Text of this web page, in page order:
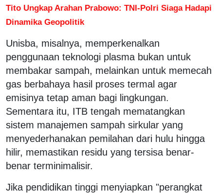
Tito Ungkap Arahan Prabowo: TNI-Polri Siaga Hadapi
Dinamika Geopolitik
Unisba, misalnya, memperkenalkan
penggunaan teknologi plasma bukan untuk
membakar sampah, melainkan untuk memecah
gas berbahaya hasil proses termal agar
emisinya tetap aman bagi lingkungan.
Sementara itu, ITB tengah mematangkan
sistem manajemen sampah sirkular yang
menyederhanakan pemilahan dari hulu hingga
hilir, memastikan residu yang tersisa benar-
benar terminimalisir.
Jika pendidikan tinggi menyiapkan "perangkat